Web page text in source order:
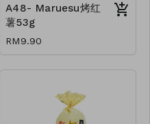
A48- Maruesu烤红
薯53g
RM9.90